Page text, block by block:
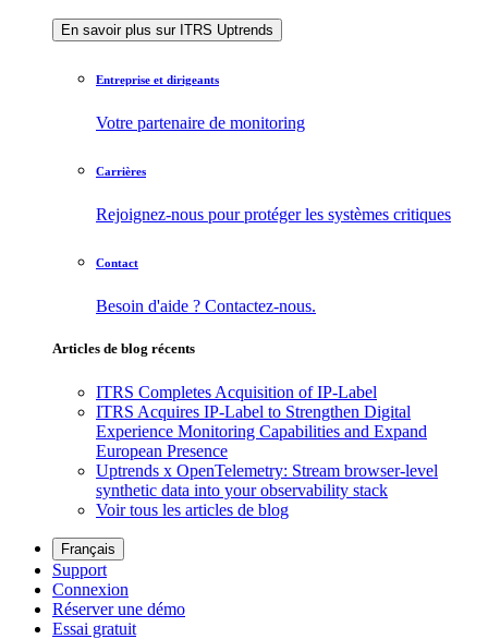
En savoir plus sur ITRS Uptrends
Entreprise et dirigeants
Votre partenaire de monitoring
Carrières
Rejoignez-nous pour protéger les systèmes critiques
Contact
Besoin d'aide ? Contactez-nous.
Articles de blog récents
ITRS Completes Acquisition of IP-Label
ITRS Acquires IP-Label to Strengthen Digital
Experience Monitoring Capabilities and Expand
European Presence
Uptrends x OpenTelemetry: Stream browser-level
synthetic data into your observability stack
Voir tous les articles de blog
Français
Support
Connexion
Réserver une démo
Essai gratuit